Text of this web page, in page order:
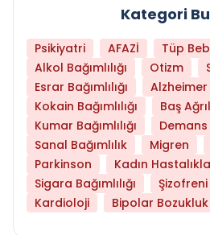
Kategori
Psikiyatri AFAZİ
Tüp
Alkol Bağımlılığı
Otizm
Esrar Bağımlılığı
Alzheimer
Kokain Bağımlılığı
Baş
Kumar Bağımlılığı
Demans
Sanal Bağımlılık
Migren
Parkinson
Kadın
Sigara Bağımlılığı
Şizofreni
Kardioloji
Bipolar Bozukluk